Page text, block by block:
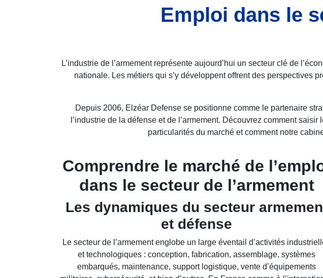
Emploi dans le
L’industrie de l’armement représente aujourd’hui un secteur clé de
nationale. Les métiers qui s’y développent offrent des perspectives
Depuis 2006, Elzéar Defense se positionne comme le partenaire
l’industrie de la défense et de l’armement. Découvrez comment
particularités du marché et comment notre
Comprendre le marché de
dans le secteur de l’armement
Les dynamiques du secteur
et défense
Le secteur de l’armement englobe un large éventail d’activités
et technologiques : conception, fabrication, assemblage, systèmes
embarqués, maintenance, support logistique, vente d’équipements